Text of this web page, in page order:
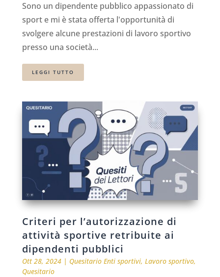
Sono un dipendente pubblico appassionato di
sport e mi è stata offerta l'opportunità di
svolgere alcune prestazioni di lavoro sportivo
presso una società...
LEGGI TUTTO
Criteri per l’autorizzazione di
attività sportive retribuite ai
dipendenti pubblici
Ott 28, 2024| Quesitario Enti sportivi, Lavoro sportivo,
Quesitario